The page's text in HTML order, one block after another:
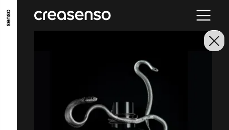
ALLER AU CONTENU PRINCIPAL